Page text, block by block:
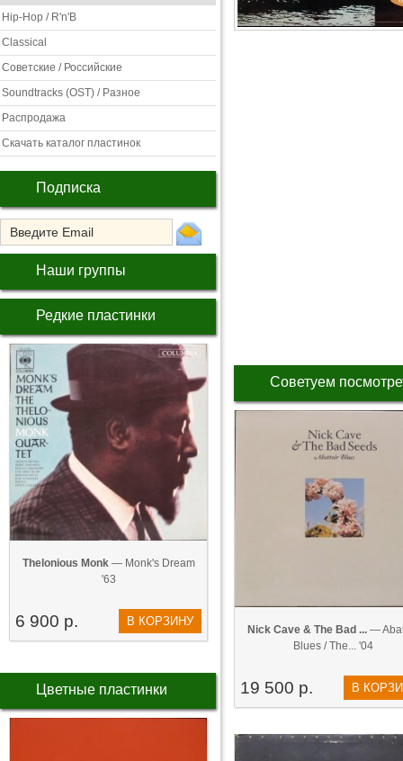
Hip-Hop / R'n'B
Classical
Советские / Российские
Soundtracks (OST) / Разное
Распродажа
Скачать каталог пластинок
Подписка
Наши группы
Редкие пластинки
Thelonious Monk— Monk's Dream
'63
6 900 р. В КОРЗИНУ
Цветные пластинки
Советуем
Nick Cave & The Bad ...—
Blues / The... '04
19 500 р. В